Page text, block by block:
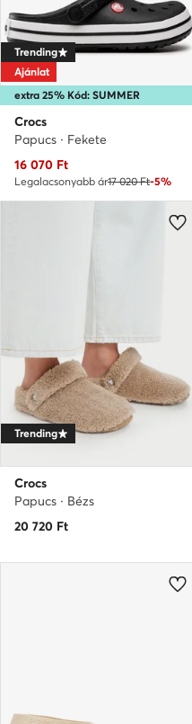
extra 25% Kód: SUMMER
Trending
Ajánlat
Crocs
Papucs · Fekete
Aktuális ár
16 070 Ft
Legalacsonyabb ár17 020 Ft-5%
Trending
Crocs
Papucs · Bézs
20 720 Ft